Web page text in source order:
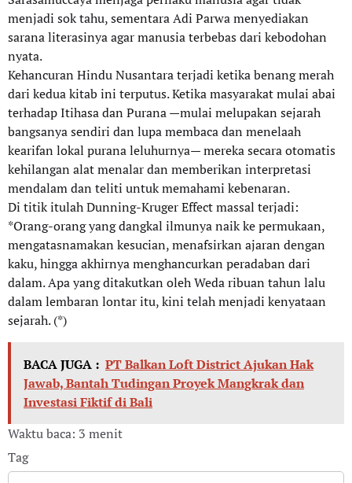
menjadi sok tahu, sementara Adi Parwa menyediakan
sarana literasinya agar manusia terbebas dari kebodohan
nyata.
Kehancuran Hindu Nusantara terjadi ketika benang merah
dari kedua kitab ini terputus. Ketika masyarakat mulai abai
terhadap Itihasa dan Purana —mulai melupakan sejarah
bangsanya sendiri dan lupa membaca dan menelaah
kearifan lokal purana leluhurnya— mereka secara otomatis
kehilangan alat menalar dan memberikan interpretasi
mendalam dan teliti untuk memahami kebenaran.
Di titik itulah Dunning-Kruger Effect massal terjadi:
*Orang-orang yang dangkal ilmunya naik ke permukaan,
mengatasnamakan kesucian, menafsirkan ajaran dengan
kaku, hingga akhirnya menghancurkan peradaban dari
dalam. Apa yang ditakutkan oleh Weda ribuan tahun lalu
dalam lembaran lontar itu, kini telah menjadi kenyataan
sejarah. (*)
BACA JUGA : PT Balkan Loft District Ajukan Hak
Jawab, Bantah Tudingan Proyek Mangkrak dan
Investasi Fiktif di Bali
Waktu baca: 3 menit
Tag